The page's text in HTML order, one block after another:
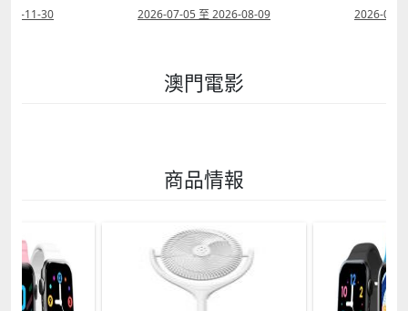
08-09 2026-07-04 至 2026-08-01 2026-07-
澳門電影
商品情報